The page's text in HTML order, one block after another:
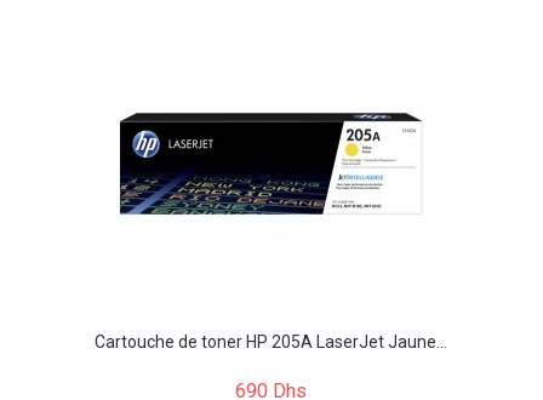
Cartouche de toner HP 205A LaserJet Jaune...
690 Dhs